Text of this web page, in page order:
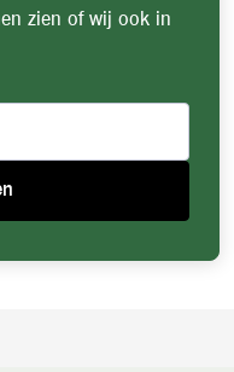
zien of wij ook in